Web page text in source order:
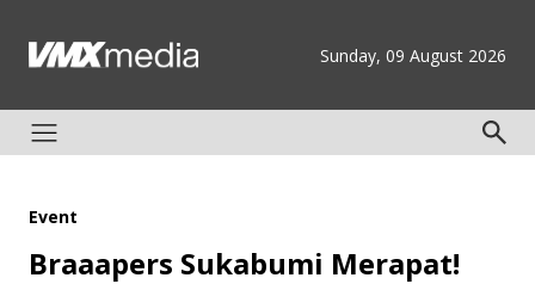
Sunday, 09 August 2026
Event
Braaapers Sukabumi Merapat!